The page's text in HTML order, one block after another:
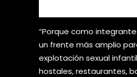
“Porque como
un frente más amplio
explotación sexual
hostales, restaurantes,